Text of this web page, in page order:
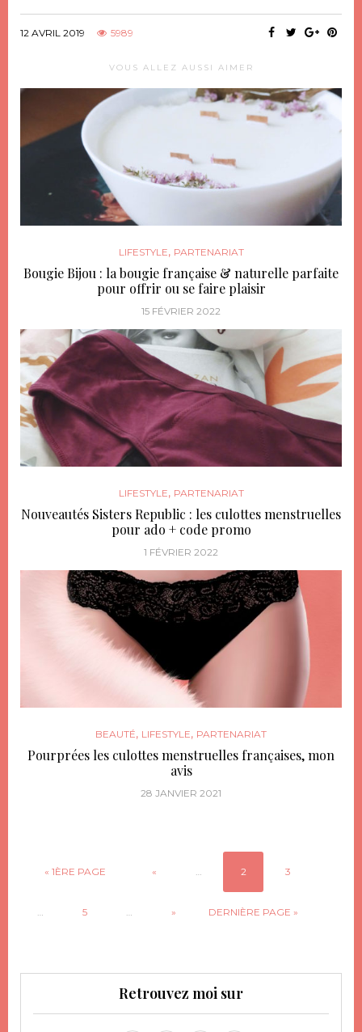
12 AVRIL 2019 5989
VOUS ALLEZ AUSSI AIMER
LIFESTYLE, PARTENARIAT
Bougie Bijou : la bougie française & naturelle parfaite
pour offrir ou se faire plaisir
15 FÉVRIER 2022
LIFESTYLE, PARTENARIAT
Nouveautés Sisters Republic : les culottes menstruelles
pour ado + code promo
1 FÉVRIER 2022
BEAUTÉ, LIFESTYLE, PARTENARIAT
Pourprées les culottes menstruelles françaises, mon
avis
28 JANVIER 2021
« 1ÈRE PAGE « … 2 3
… 5 … » DERNIÈRE PAGE »
Retrouvez moi sur